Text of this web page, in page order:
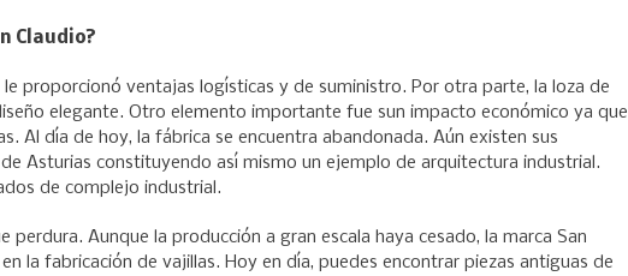
Claudio?
proporcionó ventajas logísticas y de suministro. Por otra parte, la loza de
elegante. Otro elemento importante fue sun impacto económico ya que
Al día de hoy, la fábrica se encuentra abandonada. Aún existen sus
Asturias constituyendo así mismo un ejemplo de arquitectura industrial.
de complejo industrial.
perdura. Aunque la producción a gran escala haya cesado, la marca San
la fabricación de vajillas. Hoy en día, puedes encontrar piezas antiguas de